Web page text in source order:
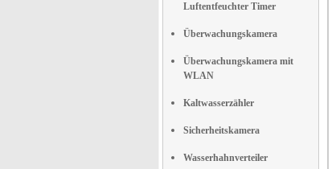
Luftentfeuchter Timer
Überwachungskamera
Überwachungskamera mit
WLAN
Kaltwasserzähler
Sicherheitskamera
Wasserhahnverteiler